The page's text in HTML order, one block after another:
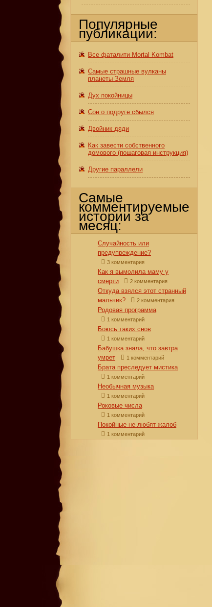
Популярные
публикации:
Все фаталити Mortal Kombat
Самые страшные вулканы
планеты Земля
Дух покойницы
Сон о подруге сбылся
Двойник дяди
Как завести собственного
домового (пошаговая инструкция)
Другие параллели
Самые
комментируемые
истории за
месяц:
Случайность или
предупреждение?
3 комментария
Как я вымолила маму у
смерти
2 комментария
Откуда взялся этот странный
мальчик?
2 комментария
Родовая программа
1 комментарий
Боюсь таких снов
1 комментарий
Бабушка знала, что завтра
умрет
1 комментарий
Брата преследует мистика
1 комментарий
Необычная музыка
1 комментарий
Роковые числа
1 комментарий
Покойные не любят жалоб
1 комментарий